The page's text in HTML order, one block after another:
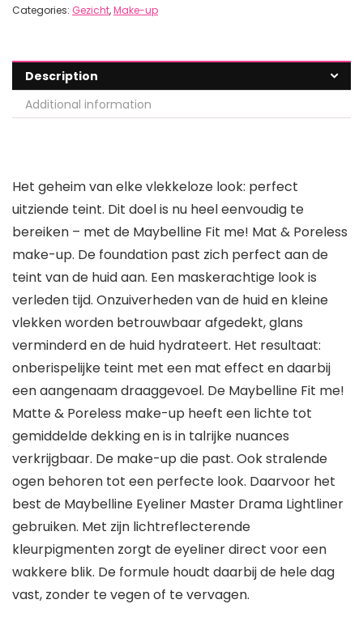
Categories: Gezicht,Make-up
Description
Additional information
Het geheim van elke vlekkeloze look: perfect
uitziende teint. Dit doel is nu heel eenvoudig te
bereiken – met de Maybelline Fit me! Mat & Poreless
make-up. De foundation past zich perfect aan de
teint van de huid aan. Een maskerachtige look is
verleden tijd. Onzuiverheden van de huid en kleine
vlekken worden betrouwbaar afgedekt, glans
verminderd en de huid hydrateert. Het resultaat:
onberispelijke teint met een mat effect en daarbij
een aangenaam draaggevoel. De Maybelline Fit me!
Matte & Poreless make-up heeft een lichte tot
gemiddelde dekking en is in talrijke nuances
verkrijgbaar. De make-up die past. Ook stralende
ogen behoren tot een perfecte look. Daarvoor het
best de Maybelline Eyeliner Master Drama Lightliner
gebruiken. Met zijn lichtreflecterende
kleurpigmenten zorgt de eyeliner direct voor een
wakkere blik. De formule houdt daarbij de hele dag
vast, zonder te vegen of te vervagen.